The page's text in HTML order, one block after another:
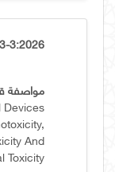
3:2026
مواصفة
And
Toxicity